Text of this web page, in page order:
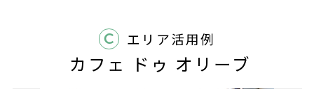
C エリア活用例
カフェ ドゥ オリーブ